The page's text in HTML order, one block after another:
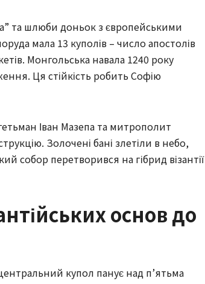
та шлюби доньок з європейськими
мала 13 куполів – число апостолів
Монгольська навала 1240 року
Ця стійкість робить Софію
Іван Мазепа та митрополит
Золочені бані злетіли в небо,
собор перетворився на гібрид візантії
основ до
купол панує над п’ятьма